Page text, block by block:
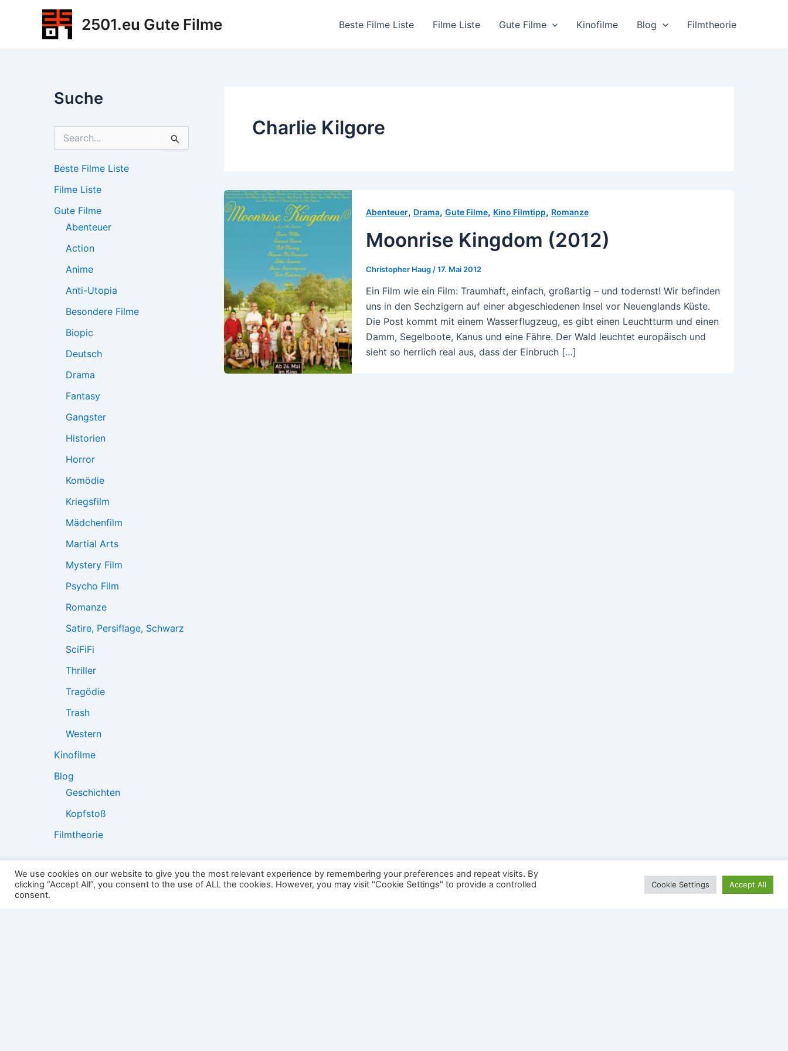
2501.eu Gute Filme Beste Filme Liste Filme Liste Gute Filme Kinofilme Blog Filmtheorie
Suche
h
n
a
Beste Filme Liste
Filme Liste
Gute Filme
Abenteuer
Action
Anime
Anti-Utopia
Besondere Filme
Biopic
Deutsch
Drama
Fantasy
Gangster
Historien
Horror
Komödie
Kriegsfilm
Mädchenfilm
Martial Arts
Mystery Film
Psycho Film
Romanze
Satire, Persiflage, Schwarz
SciFiFi
Thriller
Tragödie
Trash
Western
Kinofilme
Blog
Geschichten
Kopfstoß
Filmtheorie
Charlie Kilgore
Abenteuer, Drama, Gute Filme, Kino Filmtipp, Romanze
Moonrise Kingdom (2012)
Christopher Haug /17. Mai 2012
Ein Film wie ein Film: Traumhaft, einfach, großartig – und todernst! Wir befinden
uns in den Sechzigern auf einer abgeschiedenen Insel vor Neuenglands Küste.
Die Post kommt mit einem Wasserflugzeug, es gibt einen Leuchtturm und einen
Damm, Segelboote, Kanus und eine Fähre. Der Wald leuchtet europäisch und
sieht so herrlich real aus, dass der Einbruch […]
2501:
We use cookies on our website to give you the most relevant experience by remembering your preferences and repeat visits. By
clicking “Accept All”, you consent to the use of ALL the cookies. However, you may visit "Cookie Settings" to provide a controlled
consent.
Cookie Settings Accept All